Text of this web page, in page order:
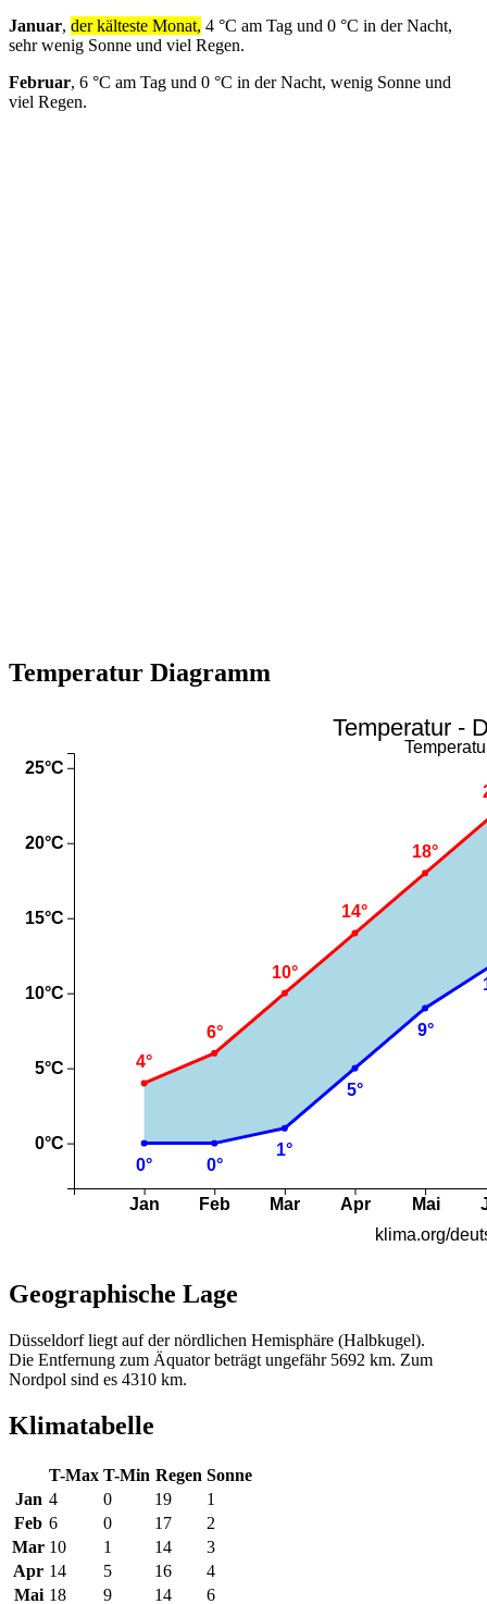
Januar, der kälteste Monat, 4 °C am Tag und 0 °C in der Nacht,
sehr wenig Sonne und viel Regen.
Februar, 6 °C am Tag und 0 °C in der Nacht, wenig Sonne und
viel Regen.
Temperatur Diagramm
Geographische Lage
Düsseldorf liegt auf der nördlichen Hemisphäre (Halbkugel).
Die Entfernung zum Äquator beträgt ungefähr 5692 km. Zum
Nordpol sind es 4310 km.
Klimatabelle
T-Max T-Min Regen Sonne
Jan 4 0 19
1
Feb 6 0 17
2
Mar 10 1 14
3
Apr 14 5 16
4
Mai 18 9 14 6